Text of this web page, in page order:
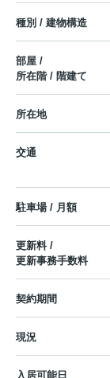
種別 / 建物構造
部屋 /
所在階 / 階建て
所在地
交通
駐車場 / 月額
更新料 /
更新事務手数料
契約期間
現況
入居可能日